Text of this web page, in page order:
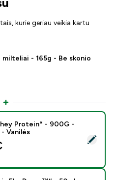
kurie geriau veikia kartu
- 165g - Be skonio
„Impact Whey Protein“ -
Protein“ - 900G -
Vanilės